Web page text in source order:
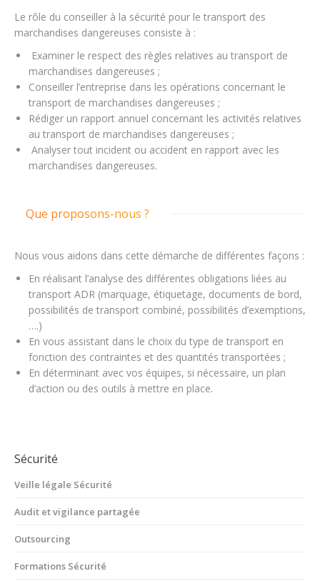
Le rôle du conseiller à la sécurité pour le transport des
marchandises dangereuses consiste à :
Examiner le respect des règles relatives au transport de
marchandises dangereuses ;
Conseiller l’entreprise dans les opérations concernant le
transport de marchandises dangereuses ;
Rédiger un rapport annuel concernant les activités relatives
au transport de marchandises dangereuses ;
Analyser tout incident ou accident en rapport avec les
marchandises dangereuses.
Que proposons-nous ?
Nous vous aidons dans cette démarche de différentes façons :
En réalisant l’analyse des différentes obligations liées au
transport ADR (marquage, étiquetage, documents de bord,
possibilités de transport combiné, possibilités d’exemptions,
….)
En vous assistant dans le choix du type de transport en
fonction des contraintes et des quantités transportées ;
En déterminant avec vos équipes, si nécessaire, un plan
d’action ou des outils à mettre en place.
Sécurité
Veille légale Sécurité
Audit et vigilance partagée
Outsourcing
Formations Sécurité